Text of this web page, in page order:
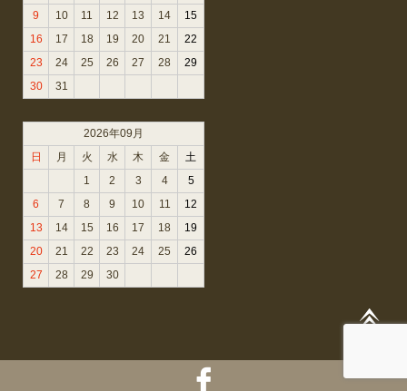
9
10 11 12 13 14
15
16
17 18 19 20 21
22
23
24 25 26 27 28
29
30
31
2026年09月
日
月 火 水 木 金
土
1
2 3 4
5
6
7 8 9 10 11
12
13
14 15 16 17 18
19
20
21 22 23 24 25
26
27
28 29 30